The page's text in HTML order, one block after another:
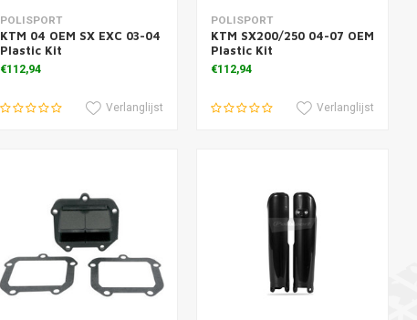
Toevoegen aan winkelwagen
POLISPORT
KTM 04 OEM SX EXC 03-04
Plastic Kit
€112,94
Verlanglijst
Toevoegen aan winkelwagen
POLISPORT
KTM SX200/250 04-07 OEM
Plastic Kit
€112,94
Verlanglijst